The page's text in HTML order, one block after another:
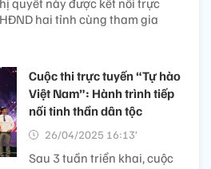
hai tỉnh cùng tham gia
Cuộc thi trực tuyến “Tự hào
Việt Nam”: Hành trình tiếp
nối tinh thần dân tộc
26/04/2025 16:13’
Sau 3 tuần triển khai, cuộc